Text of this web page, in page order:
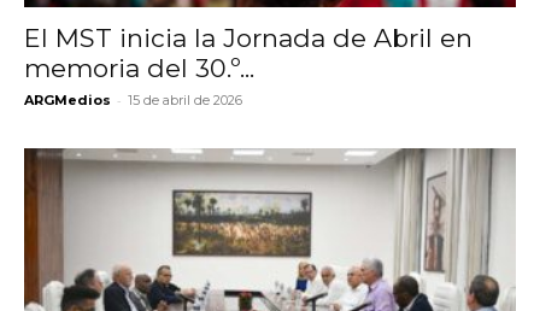
El MST inicia la Jornada de Abril en
memoria del 30.º...
ARGMedios - 15 de abril de 2026